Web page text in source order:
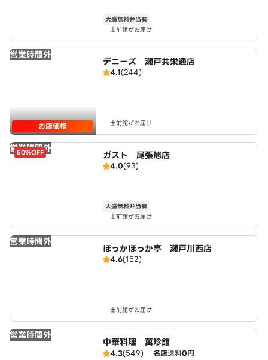
大盛無料弁当有
出前館がお届け
営業時間外
お店価格
デニーズ 瀬戸共栄通店
4.1(244)
出前館がお届け
営業時間外
50%OFF ガスト 尾張旭店
4.0(93)
大盛無料弁当有
出前館がお届け
営業時間外
ほっかほっか亭 瀬戸川西店
4.6(152)
出前館がお届け
営業時間外
中華料理 萬珍館
4.3(549) 名店送料0円